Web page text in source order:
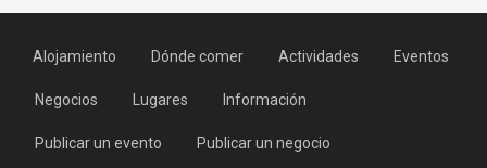
Alojamiento Dónde comer Actividades Eventos
Negocios Lugares Información
Publicar un evento Publicar un negocio